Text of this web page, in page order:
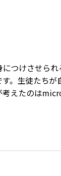
つけさせら
。生徒たち
えたのは